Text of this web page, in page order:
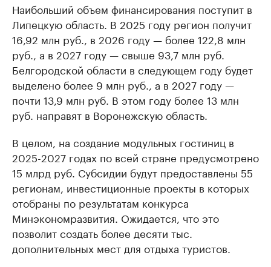
Наибольший объем финансирования поступит в
Липецкую область. В 2025 году регион получит
16,92 млн руб., в 2026 году — более 122,8 млн
руб., а в 2027 году — свыше 93,7 млн руб.
Белгородской области в следующем году будет
выделено более 9 млн руб., а в 2027 году —
почти 13,9 млн руб. В этом году более 13 млн
руб. направят в Воронежскую область.
В целом, на создание модульных гостиниц в
2025-2027 годах по всей стране предусмотрено
15 млрд руб. Субсидии будут предоставлены 55
регионам, инвестиционные проекты в которых
отобраны по результатам конкурса
Минэкономразвития. Ожидается, что это
позволит создать более десяти тыс.
дополнительных мест для отдыха туристов.